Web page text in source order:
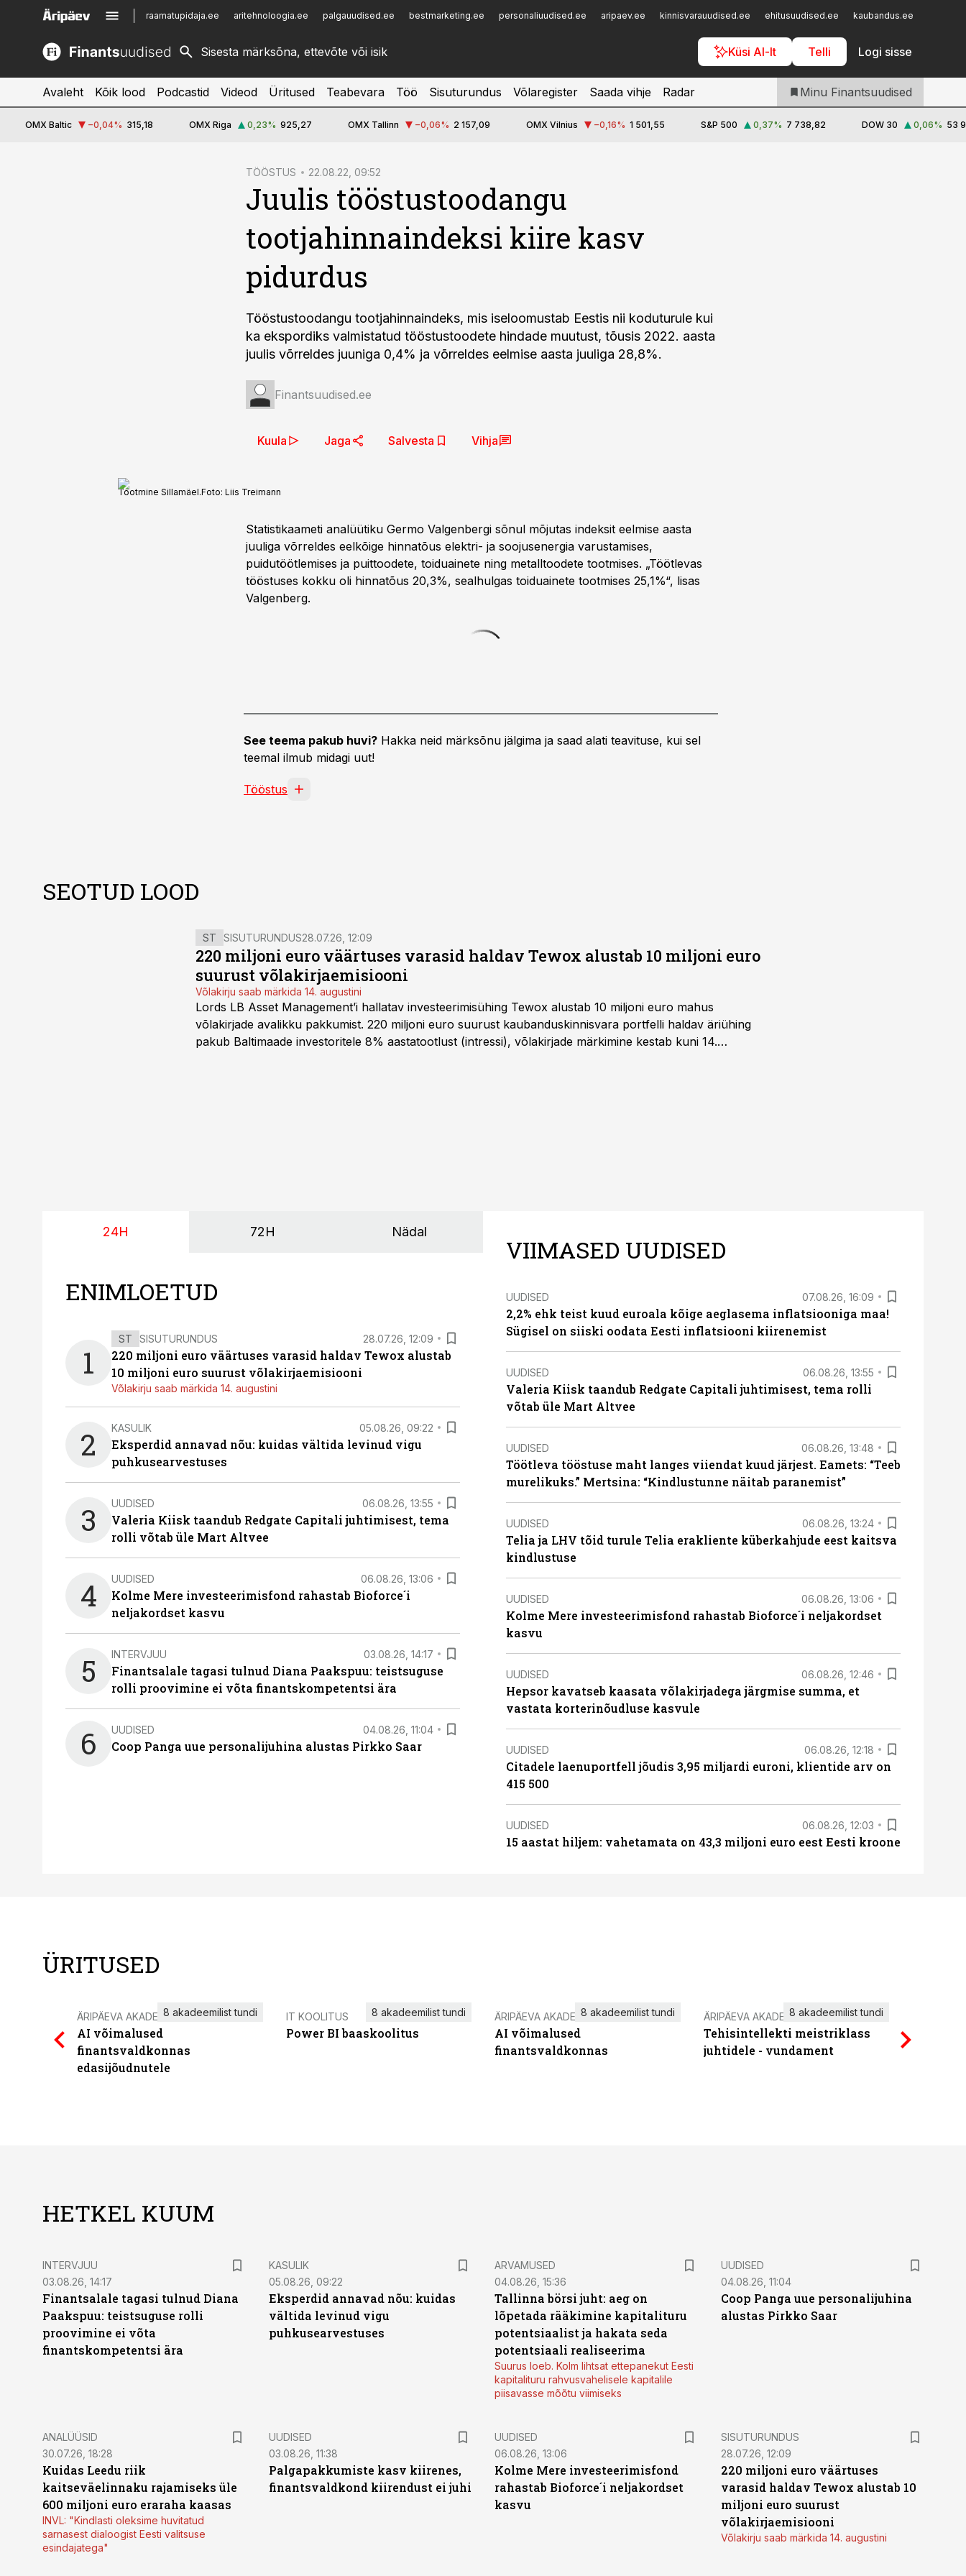
raamatupidaja.ee aritehnoloogia.ee palgauudised.ee bestmarketing.ee personaliuudised.ee aripaev.ee kinnisvarauudised.ee ehitusuudised.ee kaubandus.ee
Küsi AI-lt Telli Logi sisse
kinnisvarauudised.ee
logistikauudised.ee
imelineajalugu.ee
Infopank
Iseteenindus
Telli Finantsuudised
Avaleht Kõik lood Podcastid Videod Üritused Teabevara Töö Sisuturundus Võlaregister Saada vihje Radar Minu Finantsuudised
OMX Baltic −0,04% 315,18 OMX Riga 0,23% 925,27 OMX Tallinn −0,06% 2 157,09 OMX Vilnius −0,16% 1 501,55 S&P 500 0,37% 7 738,82 DOW 30 0,06% 53
TÖÖSTUS 22.08.22, 09:52
Juulis tööstustoodangu
tootjahinnaindeksi kiire kasv
pidurdus
Tööstustoodangu tootjahinnaindeks, mis iseloomustab Eestis nii koduturule kui
ka ekspordiks valmistatud tööstustoodete hindade muutust, tõusis 2022. aasta
juulis võrreldes juuniga 0,4% ja võrreldes eelmise aasta juuliga 28,8%.
Finantsuudised.ee
Kuula Jaga Salvesta Vihja
Tootmine Sillamäel.Foto: Liis Treimann
Statistikaameti analüütiku Germo Valgenbergi sõnul mõjutas indeksit eelmise aasta
juuliga võrreldes eelkõige hinnatõus elektri- ja soojusenergia varustamises,
puidutöötlemises ja puittoodete, toiduainete ning metalltoodete tootmises. „Töötlevas
tööstuses kokku oli hinnatõus 20,3%, sealhulgas toiduainete tootmises 25,1%“, lisas
Valgenberg.
See teema pakub huvi? Hakka neid märksõnu jälgima ja saad alati teavituse, kui sel
teemal ilmub midagi uut!
Tööstus
SEOTUD LOOD
ST SISUTURUNDUS28.07.26, 12:09
220 miljoni euro väärtuses varasid haldav Tewox alustab 10 miljoni euro
suurust võlakirjaemisiooni
Võlakirju saab märkida 14. augustini
Lords LB Asset Management’i hallatav investeerimisühing Tewox alustab 10 miljoni euro mahus
võlakirjade avalikku pakkumist. 220 miljoni euro suurust kaubanduskinnisvara portfelli haldav äriühing
pakub Baltimaade investoritele 8% aastatootlust (intressi), võlakirjade märkimine kestab kuni 14.
24H 72H Nädal
ENIMLOETUD
1
ST SISUTURUNDUS 28.07.26, 12:09
220 miljoni euro väärtuses varasid haldav Tewox alustab
10 miljoni euro suurust võlakirjaemisiooni
Võlakirju saab märkida 14. augustini
2 KASULIK 05.08.26, 09:22
Eksperdid annavad nõu: kuidas vältida levinud vigu
puhkusearvestuses
3 UUDISED 06.08.26, 13:55
Valeria Kiisk taandub Redgate Capitali juhtimisest, tema
rolli võtab üle Mart Altvee
4 UUDISED 06.08.26, 13:06
Kolme Mere investeerimisfond rahastab Bioforce´i
neljakordset kasvu
5 INTERVJUU 03.08.26, 14:17
Finantsalale tagasi tulnud Diana Paakspuu: teistsuguse
rolli proovimine ei võta finantskompetentsi ära
6 UUDISED 04.08.26, 11:04
Coop Panga uue personalijuhina alustas Pirkko Saar
VIIMASED UUDISED
UUDISED 07.08.26, 16:09
2,2% ehk teist kuud euroala kõige aeglasema inflatsiooniga maa!
Sügisel on siiski oodata Eesti inflatsiooni kiirenemist
UUDISED 06.08.26, 13:55
Valeria Kiisk taandub Redgate Capitali juhtimisest, tema rolli
võtab üle Mart Altvee
UUDISED 06.08.26, 13:48
Töötleva tööstuse maht langes viiendat kuud järjest. Eamets: “Teeb
murelikuks.” Mertsina: “Kindlustunne näitab paranemist”
UUDISED 06.08.26, 13:24
Telia ja LHV tõid turule Telia erakliente küberkahjude eest kaitsva
kindlustuse
UUDISED 06.08.26, 13:06
Kolme Mere investeerimisfond rahastab Bioforce´i neljakordset
kasvu
UUDISED 06.08.26, 12:46
Hepsor kavatseb kaasata võlakirjadega järgmise summa, et
vastata korterinõudluse kasvule
UUDISED 06.08.26, 12:18
Citadele laenuportfell jõudis 3,95 miljardi euroni, klientide arv on
415 500
UUDISED 06.08.26, 12:03
15 aastat hiljem: vahetamata on 43,3 miljoni euro eest Eesti kroone
ÜRITUSED
ÄRIPÄEVA AKADEEMIA
AI võimalused
finantsvaldkonnas
edasijõudnutele
8 akadeemilist tundi IT KOOLITUS
Power BI baaskoolitus
8 akadeemilist tundi ÄRIPÄEVA AKADEEMIA
AI võimalused
finantsvaldkonnas
8 akadeemilist tundi ÄRIPÄEVA AKADEEMIA
Tehisintellekti meistriklass
juhtidele - vundament
8 akadeemilist tundi
HETKEL KUUM
INTERVJUU
03.08.26, 14:17
Finantsalale tagasi tulnud Diana
Paakspuu: teistsuguse rolli
proovimine ei võta
finantskompetentsi ära
KASULIK
05.08.26, 09:22
Eksperdid annavad nõu: kuidas
vältida levinud vigu
puhkusearvestuses
ARVAMUSED
04.08.26, 15:36
Tallinna börsi juht: aeg on
lõpetada rääkimine kapitalituru
potentsiaalist ja hakata seda
potentsiaali realiseerima
Suurus loeb. Kolm lihtsat ettepanekut Eesti
kapitalituru rahvusvahelisele kapitalile
piisavasse mõõtu viimiseks
UUDISED
04.08.26, 11:04
Coop Panga uue personalijuhina
alustas Pirkko Saar
ANALÜÜSID
30.07.26, 18:28
Kuidas Leedu riik
kaitseväelinnaku rajamiseks üle
600 miljoni euro eraraha kaasas
INVL: "Kindlasti oleksime huvitatud
sarnasest dialoogist Eesti valitsuse
esindajatega"
UUDISED
03.08.26, 11:38
Palgapakkumiste kasv kiirenes,
finantsvaldkond kiirendust ei juhi
UUDISED
06.08.26, 13:06
Kolme Mere investeerimisfond
rahastab Bioforce´i neljakordset
kasvu
ST
SISUTURUNDUS
28.07.26, 12:09
220 miljoni euro väärtuses
varasid haldav Tewox alustab 10
miljoni euro suurust
võlakirjaemisiooni
Võlakirju saab märkida 14. augustini